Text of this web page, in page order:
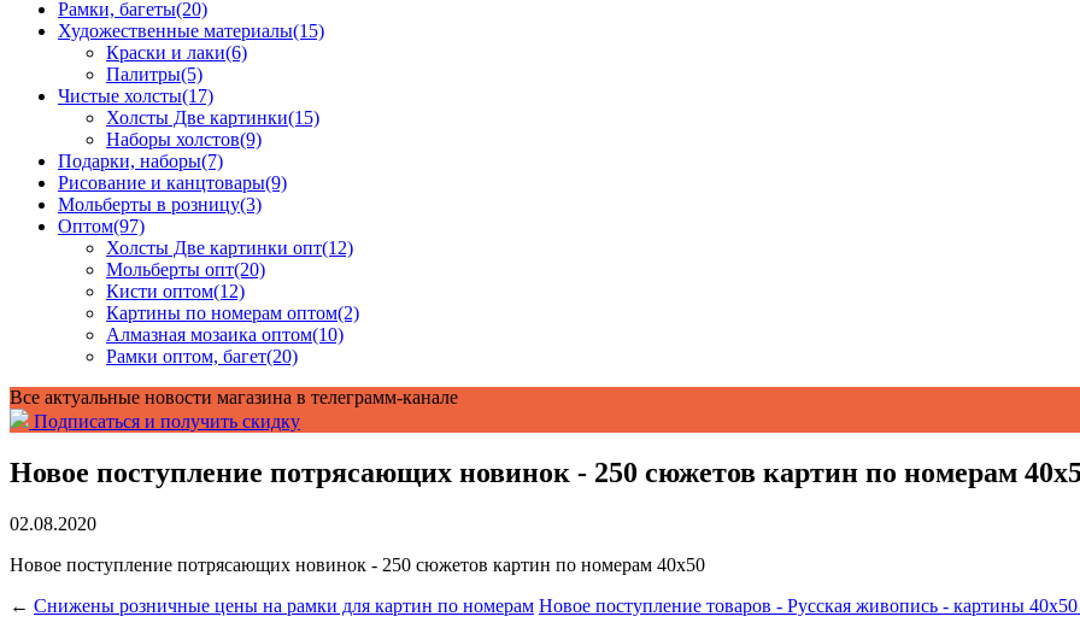
Рамки, багеты(20)
Художественные материалы(15)
Краски и лаки(6)
Палитры(5)
Чистые холсты(17)
Холсты Две картинки(15)
Наборы холстов(9)
Подарки, наборы(7)
Рисование и канцтовары(9)
Мольберты в розницу(3)
Оптом(97)
Холсты Две картинки опт(12)
Мольберты опт(20)
Кисти оптом(12)
Картины по номерам оптом(2)
Алмазная мозаика оптом(10)
Рамки оптом, багет(20)
Все актуальные новости магазина в телеграмм-канале
Подписаться и получить скидку
Новое поступление потрясающих новинок - 250 сюжетов картин по номерам
02.08.2020
Новое поступление потрясающих новинок - 250 сюжетов картин по номерам 40х50
← Снижены розничные цены на рамки для картин по номерам Новое поступление товаров - Русская живопись - картины